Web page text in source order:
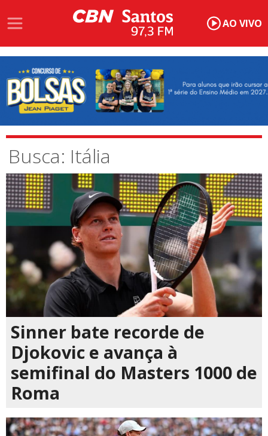
AO VIVO
Busca: Itália
Sinner bate recorde de
Djokovic e avança à
semifinal do Masters 1000 de
Roma